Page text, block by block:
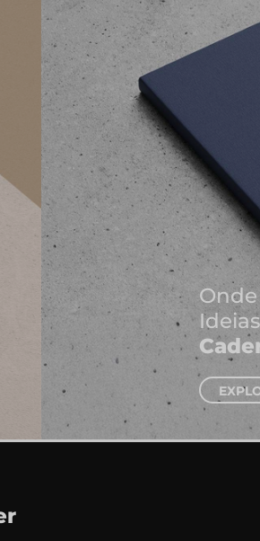
As Melhores
e Blocos de Notas